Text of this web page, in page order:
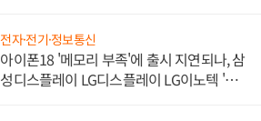
전자·전기·정보통신
아이폰18 '메모리 부족'에 출시 지연되나, 삼
성디스플레이 LG디스플레이 LG이노텍 '탈